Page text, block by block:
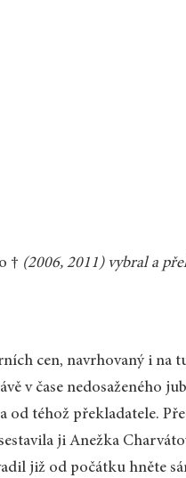
† (2006, 2011) vybral a
cen, navrhovaný i na
v čase nedosaženého
od téhož překladatele.
ji Anežka
již od počátku hněte